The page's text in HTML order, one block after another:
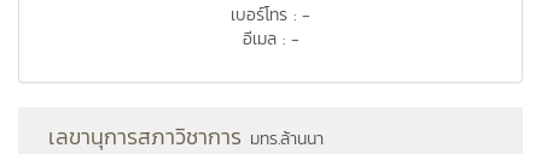
เบอร์โทร : -
อีเมล : -
เลขานุการสภาวิชาการ มทร.ล้านนา